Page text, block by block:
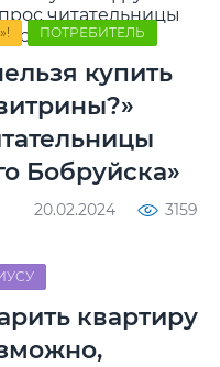
ПОТРЕБИТЕЛЬ
купить
Бобруйска»
20.02.2024 3159
квартиру